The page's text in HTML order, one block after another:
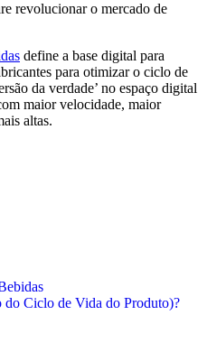
revolucionar o mercado de
define a base digital para
para otimizar o ciclo de
da verdade’ no espaço digital
maior velocidade, maior
altas.
Ciclo de Vida do Produto)?